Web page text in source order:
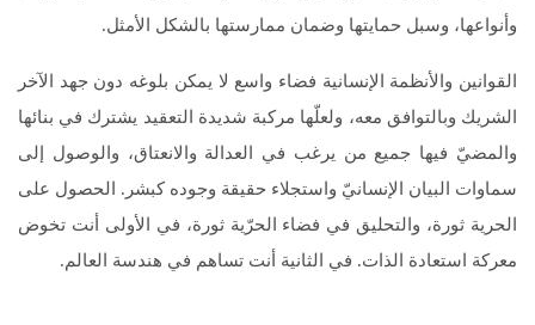
وأنواعها، وسبل حمايتها وضمان ممارستها بالشكل الأمثل.
القوانين والأنظمة الإنسانية فضاء واسع لا يمكن بلوغه دون جهد الآخر
الشريك وبالتوافق معه، ولعلّها مركبة شديدة التعقيد يشترك في بنائها
والمضيّ فيها جميع من يرغب في العدالة والانعتاق، والوصول إلى
سماوات البيان الإنسانيّ واستجلاء حقيقة وجوده كبشر. الحصول على
الحرية ثورة، والتحليق في فضاء الحرّية ثورة، في الأولى أنت تخوض
معركة استعادة الذات. في الثانية أنت تساهم في هندسة العالم.